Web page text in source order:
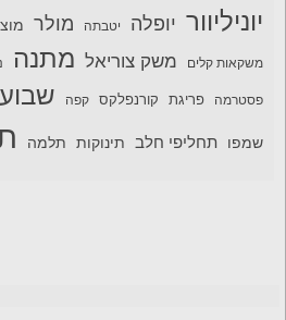
יוניליוור יופלה יטבתה מולר
משקאות קלים משק צוריאל מתנה
פסטרמה פריגת קורנפלקס קפה
שמפו תחליפי חלב תינוקות תלמה